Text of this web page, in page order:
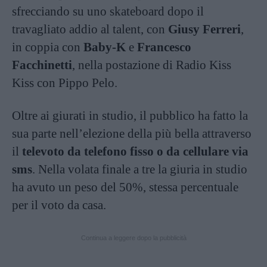
sfrecciando su uno skateboard dopo il
travagliato addio al talent, con Giusy Ferreri,
in coppia con Baby-K e Francesco
Facchinetti, nella postazione di Radio Kiss
Kiss con Pippo Pelo.
Oltre ai giurati in studio, il pubblico ha fatto la
sua parte nell’elezione della più bella attraverso
il televoto da telefono fisso o da cellulare via
sms. Nella volata finale a tre la giuria in studio
ha avuto un peso del 50%, stessa percentuale
per il voto da casa.